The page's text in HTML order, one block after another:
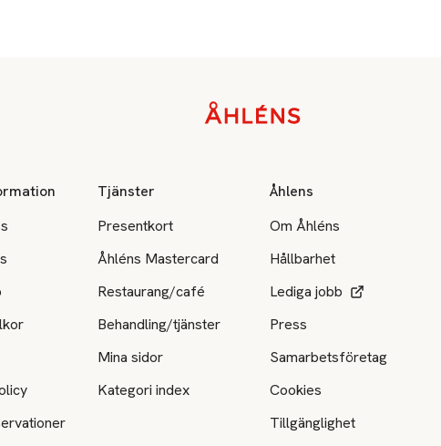
Tjänster
Presentkort
Åhléns Mastercard
Restaurang/café
Behandling/tjänster
Mina sidor
Kategori index
Åhlens
Om Åhléns
Hållbarhet
Lediga jobb
Press
Samarbetsföretag
Cookies
Tillgänglighet